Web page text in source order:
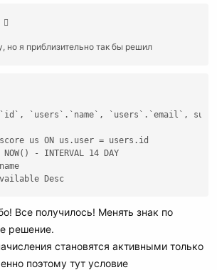
но я приблизительно так бы решил
`users`.`name`, `users`.`email`,
us ON us.user = users.id
- INTERVAL 14 DAY
Desc
Все получилось! Менять знак по
решение.
становятся активными только
поэтому тут условие